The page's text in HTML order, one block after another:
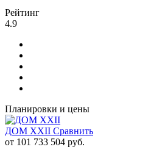
Рейтинг
4.9
Планировки и цены
ДОМ XXII Сравнить
от 101 733 504 руб.